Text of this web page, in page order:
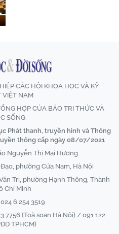
CÁC HỘI KHOA HỌC VÀ KỸ
VIỆT NAM
HỢP CỦA BÁO TRI THỨC VÀ
SỐNG
Phát thanh, truyền hình và Thông
thông cấp ngày 08/07/2021
Nguyễn Thị Mai Hương
phường Cửa Nam, Hà Nội
Trị, phường Hạnh Thông, Thành
Chí Minh
024 6 254 3519
7756 (Toà soạn Hà Nội) / 091 122
TPHCM)